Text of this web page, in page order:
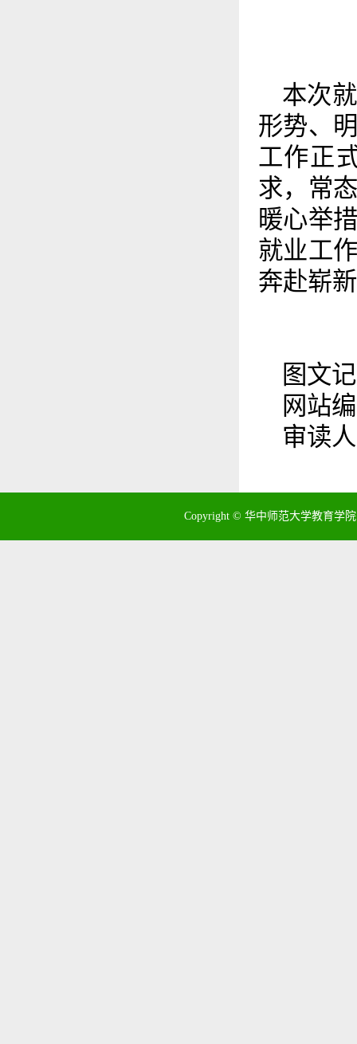
本次
形势、
工作正
求，常
暖心举
就业工
奔赴崭
图文
网站
审读
Copyright © 华中师范大学教育学院